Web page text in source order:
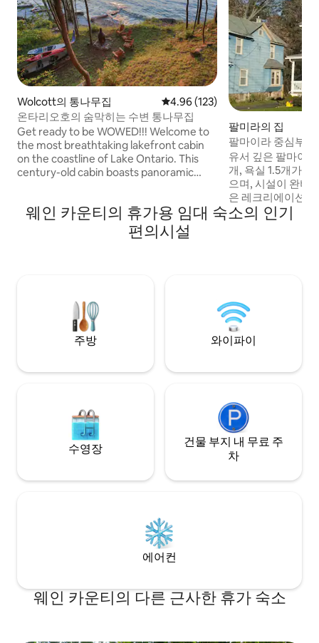
Wolcott의 통나무집 평점 4.96점(5점 만점), 후기 123
4.96 (123)
온타리오호의 숨막히는 수변 통나무집
Get ready to be WOWED!!! Welcome to
the most breathtaking lakefront cabin
on the coastline of Lake Ontario. This
century-old cabin boasts panoramic
the house. Spend cozy days inside the
cabin overlooking water views from
every window, outside at the many
팔미라의 집
팔마이라 중심부
짜리 숙소!
유서 깊은 팔마이
개, 욕실 1.5개가
으며, 시설이 완비
은 레크리에이션
니다. 2023년 신규 중앙 에어컨! 팔마이라
중심부에 위치하
농장, 나이아가라
있습니다. 팔마이
비가 되어 있습니
웨인 카운티의 휴가용 임대 숙소의 인기
편의시설
주방 와이파이
수영장
건물 부지 내 무료 주
차
에어컨
웨인 카운티의 다른 근사한 휴가 숙소